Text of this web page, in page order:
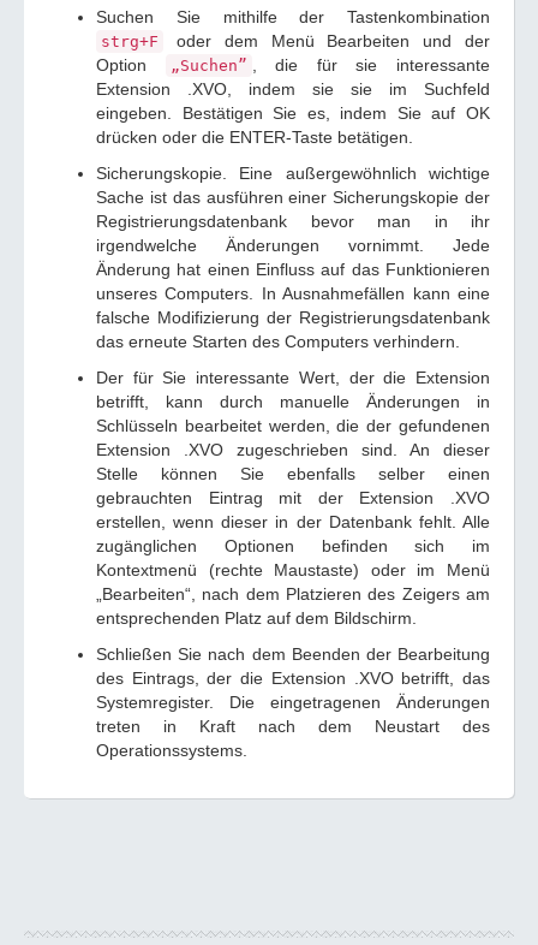
Suchen Sie mithilfe der Tastenkombination
strg+F
oder dem Menü Bearbeiten und der
Option
„Suchen”
, die für sie interessante
Extension .XVO, indem sie sie im Suchfeld
eingeben. Bestätigen Sie es, indem Sie auf OK
drücken oder die ENTER-Taste betätigen.
Sicherungskopie. Eine außergewöhnlich wichtige
Sache ist das ausführen einer Sicherungskopie der
Registrierungsdatenbank bevor man in ihr
irgendwelche Änderungen vornimmt. Jede
Änderung hat einen Einfluss auf das Funktionieren
unseres Computers. In Ausnahmefällen kann eine
falsche Modifizierung der Registrierungsdatenbank
das erneute Starten des Computers verhindern.
Der für Sie interessante Wert, der die Extension
betrifft, kann durch manuelle Änderungen in
Schlüsseln bearbeitet werden, die der gefundenen
Extension .XVO zugeschrieben sind. An dieser
Stelle können Sie ebenfalls selber einen
gebrauchten Eintrag mit der Extension .XVO
erstellen, wenn dieser in der Datenbank fehlt. Alle
zugänglichen Optionen befinden sich im
Kontextmenü (rechte Maustaste) oder im Menü
„Bearbeiten“, nach dem Platzieren des Zeigers am
entsprechenden Platz auf dem Bildschirm.
Schließen Sie nach dem Beenden der Bearbeitung
des Eintrags, der die Extension .XVO betrifft, das
Systemregister. Die eingetragenen Änderungen
treten in Kraft nach dem Neustart des
Operationssystems.